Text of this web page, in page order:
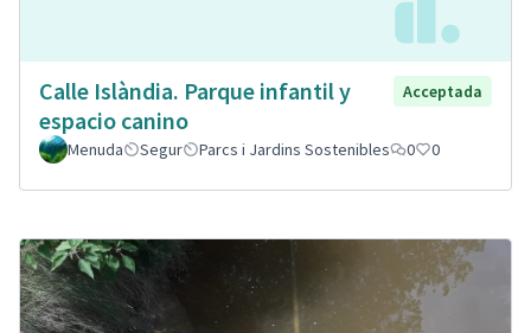
Calle Islàndia. Parque infantil y
espacio canino
Acceptada
Menuda Segur Parcs i Jardins Sostenibles 0 0